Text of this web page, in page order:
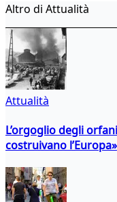
Altro di Attualità
Attualità
L’orgoglio degli
costruivano l’Europa»